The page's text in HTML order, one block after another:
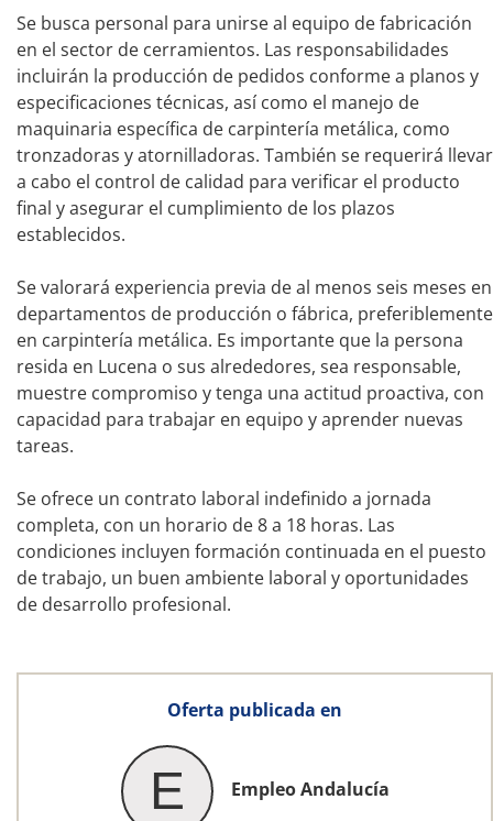
Se busca personal para unirse al equipo de fabricación
en el sector de cerramientos. Las responsabilidades
incluirán la producción de pedidos conforme a planos y
especificaciones técnicas, así como el manejo de
maquinaria específica de carpintería metálica, como
tronzadoras y atornilladoras. También se requerirá llevar
a cabo el control de calidad para verificar el producto
final y asegurar el cumplimiento de los plazos
establecidos.
Se valorará experiencia previa de al menos seis meses en
departamentos de producción o fábrica, preferiblemente
en carpintería metálica. Es importante que la persona
resida en Lucena o sus alrededores, sea responsable,
muestre compromiso y tenga una actitud proactiva, con
capacidad para trabajar en equipo y aprender nuevas
tareas.
Se ofrece un contrato laboral indefinido a jornada
completa, con un horario de 8 a 18 horas. Las
condiciones incluyen formación continuada en el puesto
de trabajo, un buen ambiente laboral y oportunidades
de desarrollo profesional.
Oferta publicada en
E Empleo Andalucía